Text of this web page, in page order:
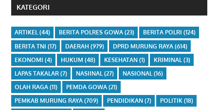
KATEGORI
ARTIKEL(44) BERITA POLRES GOWA(23) BERITA POLRI (124)
BERITA TNI (17) DAERAH (979) DPRD MURUNG RAYA(614)
EKONOMI (4) HUKUM (48) KESEHATAN(1) KRIMINAL (3)
LAPAS TAKALAR(7) NASIINAL(27) NASIONAL(16)
OLAH RAGA(11) PEMDA GOWA(21)
PEMKAB MURUNG RAYA(709) PENDIDIKAN(7) POLITIK(18)